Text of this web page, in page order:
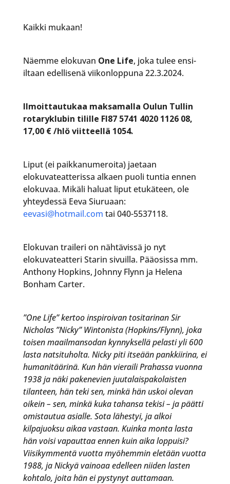
Kaikki mukaan!
Näemme elokuvan One Life, joka tulee ensi-
iltaan edellisenä viikonloppuna 22.3.2024.
Ilmoittautukaa maksamalla Oulun Tullin
rotaryklubin tilille FI87 5741 4020 1126 08,
17,00 € /hlö viitteellä 1054.
Liput (ei paikkanumeroita) jaetaan
elokuvateatterissa alkaen puoli tuntia ennen
elokuvaa. Mikäli haluat liput etukäteen, ole
yhteydessä Eeva Siuruaan:
eevasi@hotmail.com tai 040-5537118.
Elokuvan traileri on nähtävissä jo nyt
elokuvateatteri Starin sivuilla. Pääosissa mm.
Anthony Hopkins, Johnny Flynn ja Helena
Bonham Carter.
”One Life” kertoo inspiroivan tositarinan Sir
Nicholas ”Nicky” Wintonista (Hopkins/Flynn), joka
toisen maailmansodan kynnyksellä pelasti yli 600
lasta natsituholta. Nicky piti itseään pankkiirina, ei
humanitäärinä. Kun hän vieraili Prahassa vuonna
1938 ja näki pakenevien juutalaispakolaisten
tilanteen, hän teki sen, minkä hän uskoi olevan
oikein – sen, minkä kuka tahansa tekisi – ja päätti
omistautua asialle. Sota lähestyi, ja alkoi
kilpajuoksu aikaa vastaan. Kuinka monta lasta
hän voisi vapauttaa ennen kuin aika loppuisi?
Viisikymmentä vuotta myöhemmin eletään vuotta
1988, ja Nickyä vainoaa edelleen niiden lasten
kohtalo, joita hän ei pystynyt auttamaan.